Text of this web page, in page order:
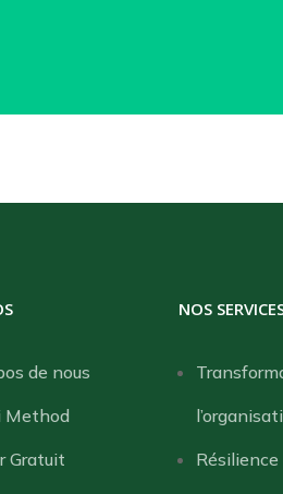
de nous
Method
Gratuit
NOS